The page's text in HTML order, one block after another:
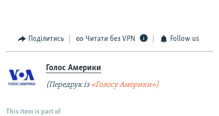
Поділитись Читати без VPN Follow us
Голос Америки
(Передрук із «Голосу Америки»)
This item is part of